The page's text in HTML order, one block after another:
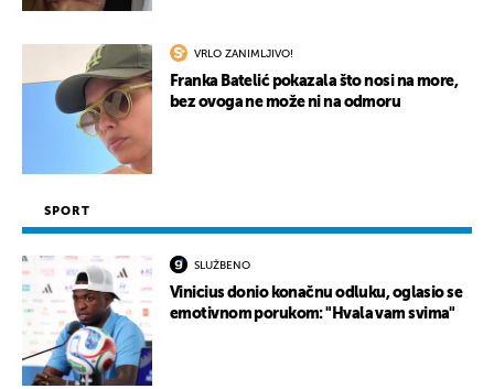
VRLO ZANIMLJIVO!
Franka Batelić pokazala što nosi na more,
bez ovoga ne može ni na odmoru
SPORT
SLUŽBENO
Vinicius donio konačnu odluku, oglasio se
emotivnom porukom: "Hvala vam svima"